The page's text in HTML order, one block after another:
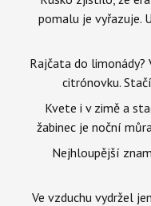
pomalu je vyřazuje.
Rajčata do
citrónovku.
Kvete i v zimě a
žabinec je noční
Nejhloupější
Ve vzduchu vydržel